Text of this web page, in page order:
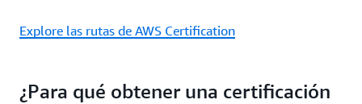
Explore las rutas de AWS Certification
¿Para qué obtener una certificación